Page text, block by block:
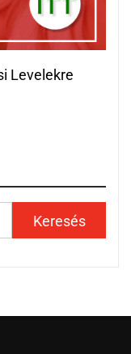
Levelekre